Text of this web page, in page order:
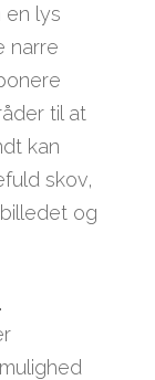
en lys
narre
til at
kan
skov,
og